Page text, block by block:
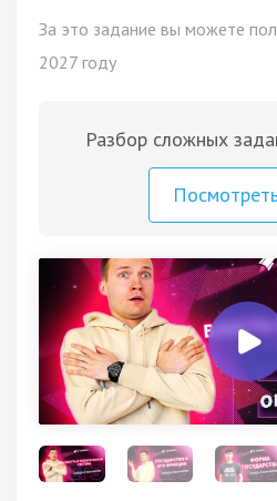
За это задание вы можете
2027 году
Разбор сложных